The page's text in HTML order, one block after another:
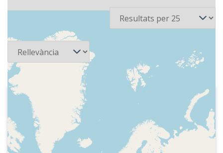
Ordena
1980-02-22
Cadena SER - La saga de los Porretas
Publicitat (veu Francina Boris), careta
del programa, diàleg entre Candelaria,
Abelino i Segismundo sobre la compra